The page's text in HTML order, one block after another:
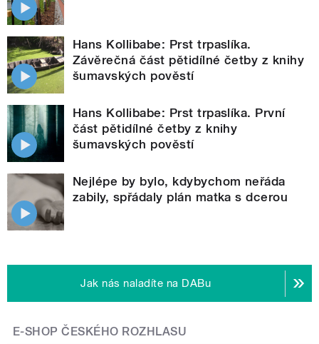
Hans Kollibabe: Prst trpaslíka.
Závěrečná část pětidílné četby z knihy
šumavských pověstí
Hans Kollibabe: Prst trpaslíka. První
část pětidílné četby z knihy
šumavských pověstí
Nejlépe by bylo, kdybychom neřáda
zabily, spřádaly plán matka s dcerou
Jak nás naladíte na DABu
E-SHOP ČESKÉHO ROZHLASU